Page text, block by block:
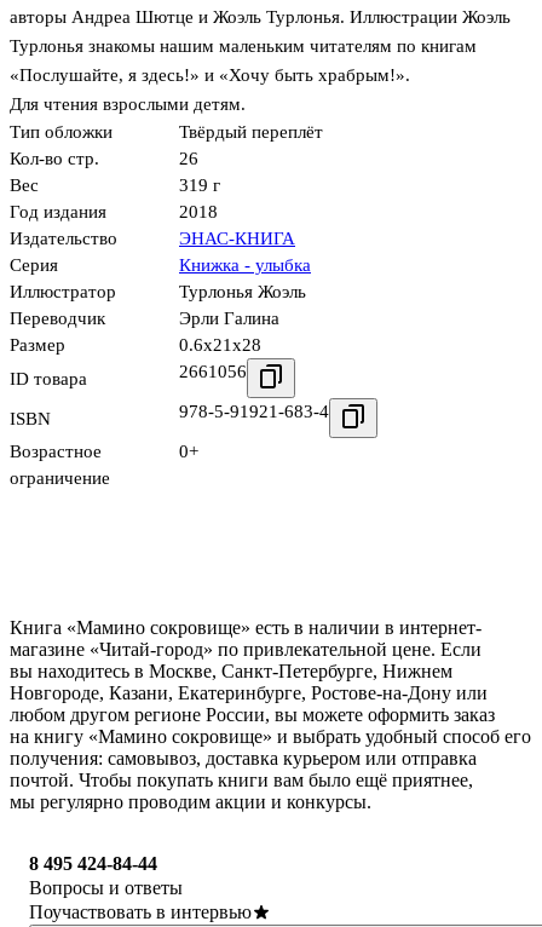
авторы Андреа Шютце и Жоэль Турлонья. Иллюстрации Жоэль
Турлонья знакомы нашим маленьким читателям по книгам
«Послушайте, я здесь!» и «Хочу быть храбрым!».
Для чтения взрослыми детям.
Тип обложки
Твёрдый переплёт
Кол-во стр.
26
Вес
319 г
Год издания
2018
Издательство
ЭНАС-КНИГА
Серия
Книжка - улыбка
Иллюстратор
Турлонья Жоэль
Переводчик
Эрли Галина
Размер
0.6x21x28
ID товара
2661056
ISBN 978-5-91921-683-4
Возрастное
ограничение
0+
Книга «Мамино сокровище» есть в наличии в интернет-
магазине «Читай-город» по привлекательной цене. Если
вы находитесь в Москве, Санкт-Петербурге, Нижнем
Новгороде, Казани, Екатеринбурге, Ростове-на-Дону или
любом другом регионе России, вы можете оформить заказ
на книгу «Мамино сокровище» и выбрать удобный способ его
получения: самовывоз, доставка курьером или отправка
почтой. Чтобы покупать книги вам было ещё приятнее,
мы регулярно проводим акции и конкурсы.
8 495 424-84-44
Вопросы и ответы
Поучаствовать в интервью